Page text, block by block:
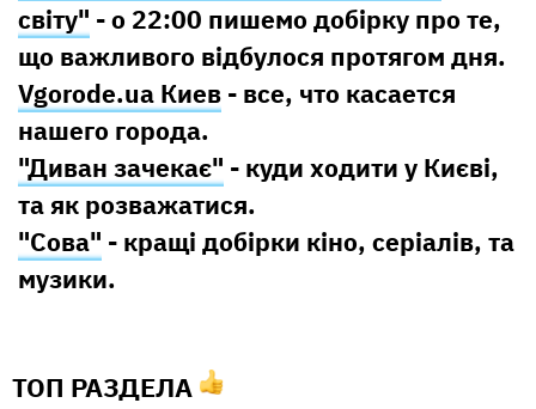
світу" - о 22:00 пишемо добірку про те,
що важливого відбулося протягом дня.
Vgorode.ua Киев - все, что касается
нашего города.
"Диван зачекає" - куди ходити у Києві,
та як розважатися.
"Сова" - кращі добірки кіно, серіалів, та
музики.
ТОП РАЗДЕЛА